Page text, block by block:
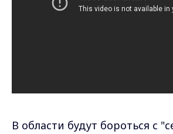
В области будут бороться с